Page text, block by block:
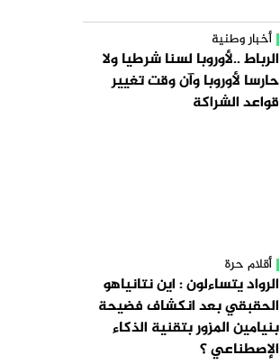
أخبار وطنية
الرباط ..لأوروبا لسنا شرطيا ولا
حارسا لأوروبا وآن وقت تغيير
قواعد الشراكة
أقلام حرة
الرواد يتساءلون : اين نتانياهو
الحقبقي بعد انكشاف فضيحة
بنيامين المزور بتقنية الذكاء
الإصطناعي ؟